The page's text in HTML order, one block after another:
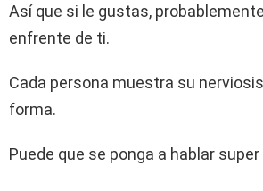
Así que si le gustas,
enfrente de ti.
Cada persona muestra su
forma.
Puede que se ponga a hablar super